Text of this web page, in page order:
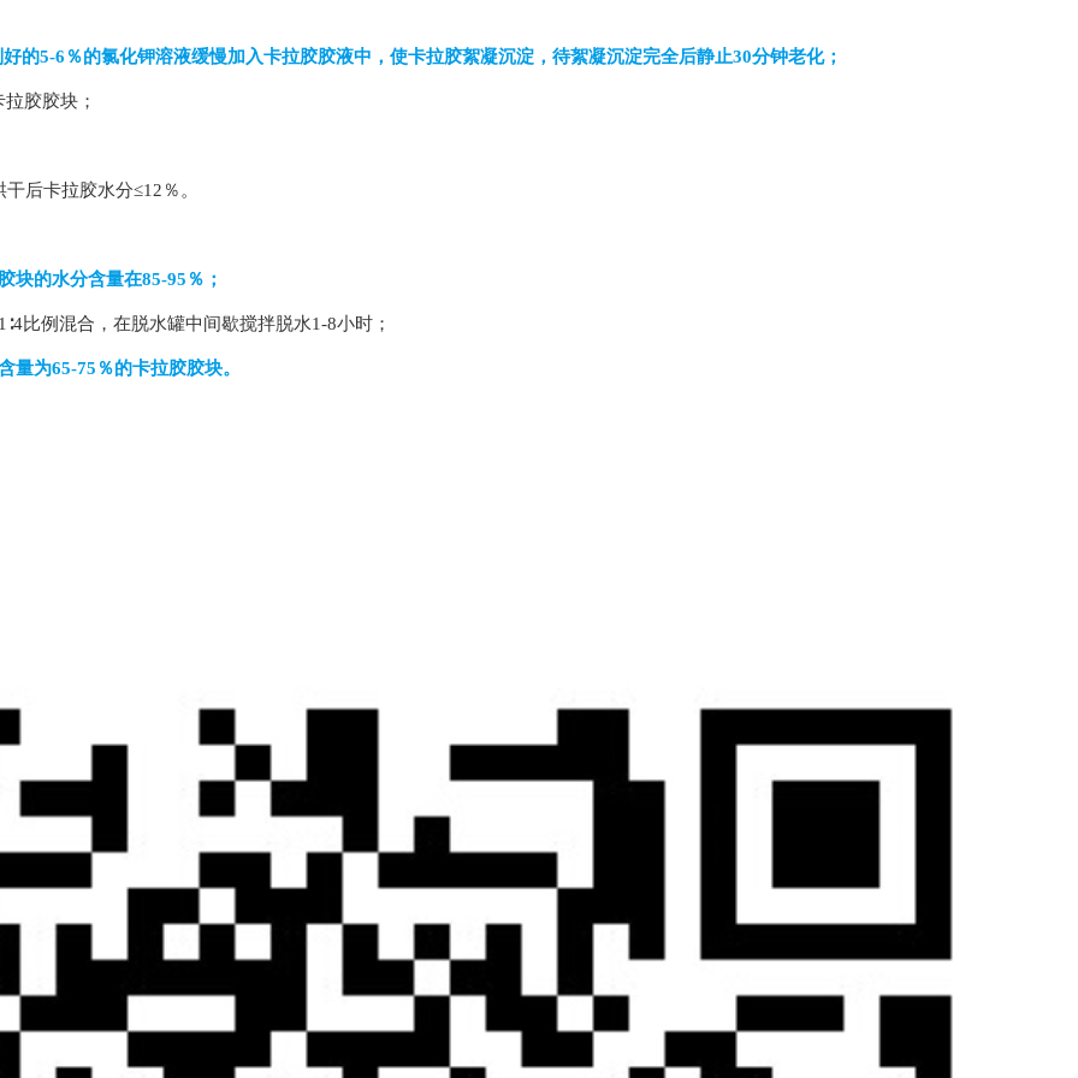
5-6％的氯化钾溶液缓慢加入卡拉胶胶液中，使卡拉胶絮凝沉淀，待絮凝沉淀完全后静止30分钟老化；
胶胶块；
后卡拉胶水分≤12％。
块的水分含量在85-95％；
比例混合，在脱水罐中间歇搅拌脱水1-8小时；
量为65-75％的卡拉胶胶块。